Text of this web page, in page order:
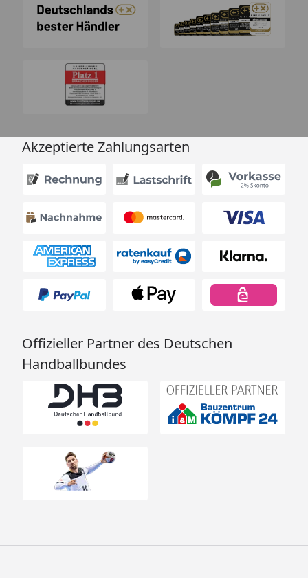
Akzeptierte Zahlungsarten
Offizieller Partner des Deutschen
Handballbundes